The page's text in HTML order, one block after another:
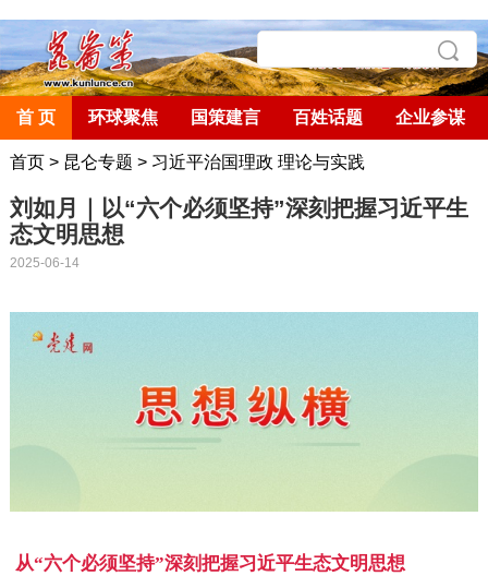
首 页 环球聚焦 国策建言 百姓话题 企业参谋
首页> 昆仑专题 > 习近平治国理政 理论与实践
刘如月｜以“六个必须坚持”深刻把握习近平生
态文明思想
2025-06-14
从“六个必须坚持”深刻把握习近平生态文明思想